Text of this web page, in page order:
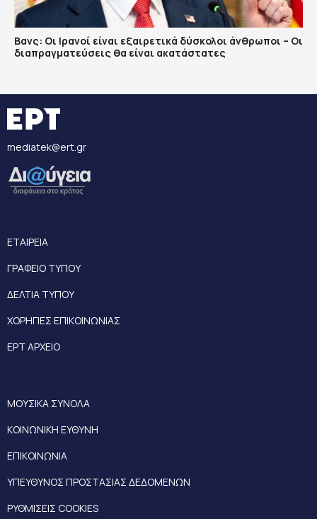
Βανς: Οι Ιρανοί είναι εξαιρετικά δύσκολοι άνθρωποι – Οι
διαπραγματεύσεις θα είναι ακατάστατες
mediatek@ert.gr
ΕΤΑΙΡΕΙΑ
ΓΡΑΦΕΙΟ ΤΥΠΟΥ
ΔΕΛΤΙΑ ΤΥΠΟΥ
ΧΟΡΗΓΙΕΣ ΕΠΙΚΟΙΝΩΝΙΑΣ
ΕΡΤ ΑΡΧΕΙΟ
ΜΟΥΣΙΚΑ ΣΥΝΟΛΑ
ΚΟΙΝΩΝΙΚΗ ΕΥΘΥΝΗ
ΕΠΙΚΟΙΝΩΝΙΑ
ΥΠΕΥΘΥΝΟΣ ΠΡΟΣΤΑΣΙΑΣ ΔΕΔΟΜΕΝΩΝ
ΡΥΘΜΙΣΕΙΣ COOKIES